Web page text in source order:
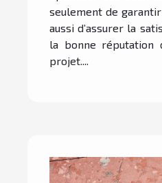
seulement de
aussi d’assurer la
la bonne réputation
projet....